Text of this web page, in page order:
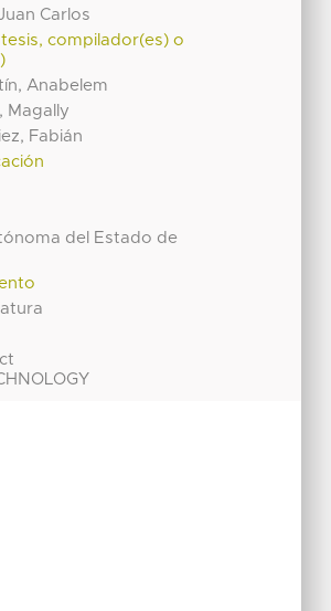
Carlos
compilador(es) o
Anabelem
Magally
Fabián
del Estado de